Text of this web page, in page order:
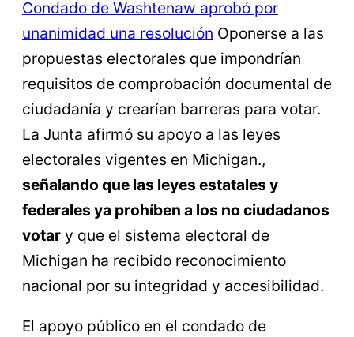
Condado de Washtenaw aprobó por
unanimidad una resolución Oponerse a las
propuestas electorales que impondrían
requisitos de comprobación documental de
ciudadanía y crearían barreras para votar.
La Junta afirmó su apoyo a las leyes
electorales vigentes en Michigan.,
señalando que las leyes estatales y
federales ya prohíben a los no ciudadanos
votar y que el sistema electoral de
Michigan ha recibido reconocimiento
nacional por su integridad y accesibilidad.
El apoyo público en el condado de